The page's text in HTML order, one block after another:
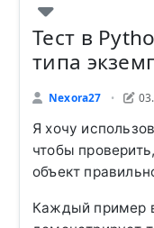
Тест в
типа
Nexora27 •
Я хочу
чтобы
объект
Каждый пример